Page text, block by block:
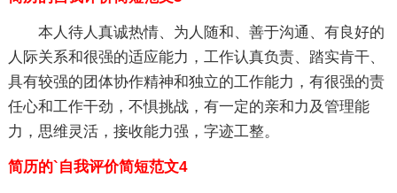
本人待人真诚热情、为人随和、善于沟通、有良好的
人际关系和很强的适应能力，工作认真负责、踏实肯干、
具有较强的团体协作精神和独立的工作能力，有很强的责
任心和工作干劲，不惧挑战，有一定的亲和力及管理能
力，思维灵活，接收能力强，字迹工整。
简历的`自我评价简短范文4